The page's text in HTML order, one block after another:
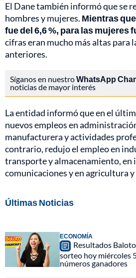
El Dane también informó que se
hombres y mujeres. Mientras
fue del 6,6 %, para las mujeres
cifras eran mucho más altas para
anteriores.
Síganos en nuestroWhatsApp
noticias de mayor interés
La entidad informó que en el
nuevos empleos en
manufacturera y actividades
contrario, redujo el empleo en
transporte y almacenamiento, en
comunicaciones y en agricultura
Últimas Noticias
ECONOMÍA
Resultados
sorteo hoy miércoles
números ganadores